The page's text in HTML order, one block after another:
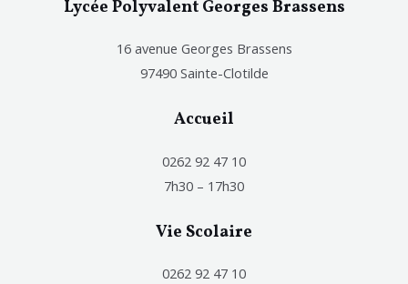
Lycée Polyvalent Georges Brassens
16 avenue Georges Brassens
97490 Sainte-Clotilde
Accueil
0262 92 47 10
7h30 – 17h30
Vie Scolaire
0262 92 47 10